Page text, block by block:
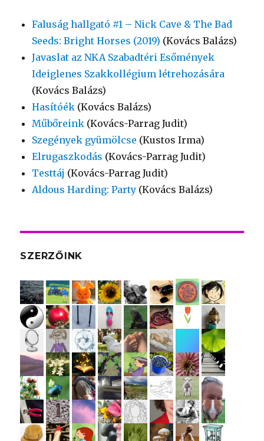
Faluság hallgató #1 – Nick Cave & The Bad
Seeds: Bright Horses (2019) (Kovács Balázs)
Javaslat az NKA Szabadtéri Esőmények
Ideiglenes Szakkollégium létrehozására
(Kovács Balázs)
Hasítóék (Kovács Balázs)
Műbőreink (Kovács-Parrag Judit)
Szegények gyümölcse (Kustos Irma)
Elrugaszkodás (Kovács-Parrag Judit)
Testtáj (Kovács-Parrag Judit)
Aldous Harding: Party (Kovács Balázs)
SZERZŐINK